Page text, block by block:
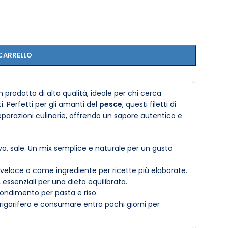
prodotto di alta qualità, ideale per chi cerca
Perfetti per gli amanti del pesce, questi filetti di
culinarie, offrendo un sapore autentico e
sale. Un mix semplice e naturale per un gusto
o come ingrediente per ricette più elaborate.
per una dieta equilibrata.
per pasta e riso.
e consumare entro pochi giorni per